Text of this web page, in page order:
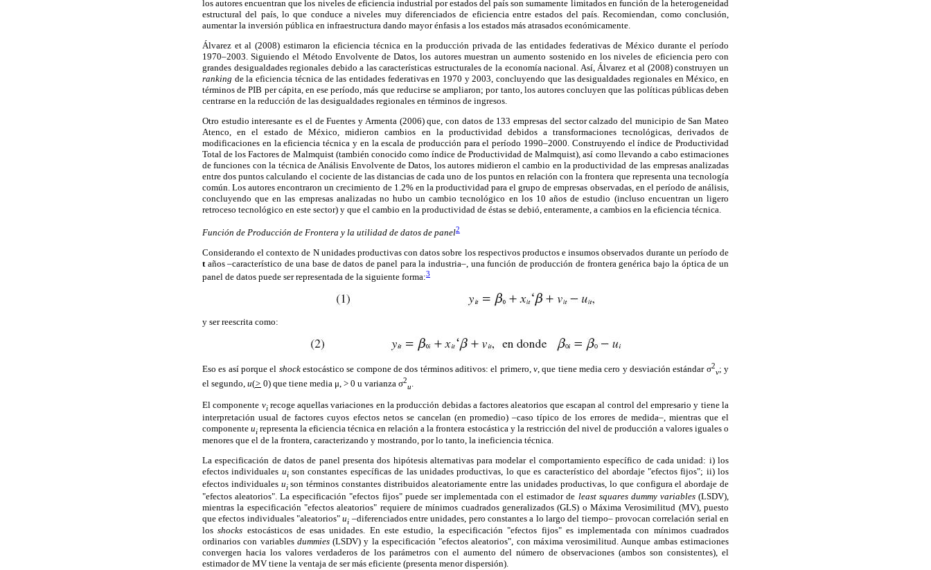
los autores encuentran que los niveles de eficiencia industrial por estados del país son sumamente limitados en función de la heterogeneidad
estructural del país, lo que conduce a niveles muy diferenciados de eficiencia entre estados del país. Recomiendan, como conclusión,
aumentar la inversión pública en infraestructura dando mayor énfasis a los estados más atrasados económicamente.
Álvarez et al (2008) estimaron la eficiencia técnica en la producción privada de las entidades federativas de México durante el período
1970–2003. Siguiendo el Método Envolvente de Datos, los autores muestran un aumento sostenido en los niveles de eficiencia pero con
grandes desigualdades regionales debido a las características estructurales de la economía nacional. Así, Álvarez et al (2008) construyen un
ranking de la eficiencia técnica de las entidades federativas en 1970 y 2003, concluyendo que las desigualdades regionales en México, en
términos de PIB per cápita, en ese período, más que reducirse se ampliaron; por tanto, los autores concluyen que las políticas públicas deben
centrarse en la reducción de las desigualdades regionales en términos de ingresos.
Otro estudio interesante es el de Fuentes y Armenta (2006) que, con datos de 133 empresas del sector calzado del municipio de San Mateo
Atenco, en el estado de México, midieron cambios en la productividad debidos a transformaciones tecnológicas, derivados de
modificaciones en la eficiencia técnica y en la escala de producción para el período 1990–2000. Construyendo el índice de Productividad
Total de los Factores de Malmquist (también conocido como índice de Productividad de Malmquist), así como llevando a cabo estimaciones
de funciones con la técnica de Análisis Envolvente de Datos, los autores midieron el cambio en la productividad de las empresas analizadas
entre dos puntos calculando el cociente de las distancias de cada uno de los puntos en relación con la frontera que representa una tecnología
común. Los autores encontraron un crecimiento de 1.2% en la productividad para el grupo de empresas observadas, en el período de análisis,
concluyendo que en las empresas analizadas no hubo un cambio tecnológico en los 10 años de estudio (incluso encuentran un ligero
retroceso tecnológico en este sector) y que el cambio en la productividad de éstas se debió, enteramente, a cambios en la eficiencia técnica.
Función de Producción de Frontera y la utilidad de datos de panel2
Considerando el contexto de N unidades productivas con datos sobre los respectivos productos e insumos observados durante un período de
t años –característico de una base de datos de panel para la industria–, una función de producción de frontera genérica bajo la óptica de un
panel de datos puede ser representada de la siguiente forma:3
y ser reescrita como:
Eso es así porque el shockestocástico se compone de dos términos aditivos: el primero,v, que tiene media cero y desviación estándar σ2
v; y
el segundo, u(> 0) que tiene media μ, > 0 u varianza σ2
u.
El componente virecoge aquellas variaciones en la producción debidas a factores aleatorios que escapan al control del empresario y tiene la
interpretación usual de factores cuyos efectos netos se cancelan (en promedio) –caso típico de los errores de medida–, mientras que el
componenteui representa la eficiencia técnica en relación a la frontera estocástica y la restricción del nivel de producción a valores iguales o
menores que el de la frontera, caracterizando y mostrando, por lo tanto, la ineficiencia técnica.
La especificación de datos de panel presenta dos hipótesis alternativas para modelar el comportamiento específico de cada unidad: i) los
efectos individuales ui son constantes específicas de las unidades productivas, lo que es característico del abordaje "efectos fijos"; ii) los
efectos individuales ui son términos constantes distribuidos aleatoriamente entre las unidades productivas, lo que configura el abordaje de
"efectos aleatorios". La especificación "efectos fijos" puede ser implementada con el estimador de least squares dummy variables(LSDV),
mientras la especificación "efectos aleatorios" requiere de mínimos cuadrados generalizados (GLS) o Máxima Verosimilitud (MV), puesto
que efectos individuales "aleatorios"ui –diferenciados entre unidades, pero constantes a lo largo del tiempo– provocan correlación serial en
losshocks estocásticos de esas unidades. En este estudio, la especificación "efectos fijos" es implementada con mínimos cuadrados
ordinarios con variables dummies(LSDV) y la especificación "efectos aleatorios", con máxima verosimilitud. Aunque ambas estimaciones
convergen hacia los valores verdaderos de los parámetros con el aumento del número de observaciones (ambos son consistentes), el
estimador de MV tiene la ventaja de ser más eficiente (presenta menor dispersión).